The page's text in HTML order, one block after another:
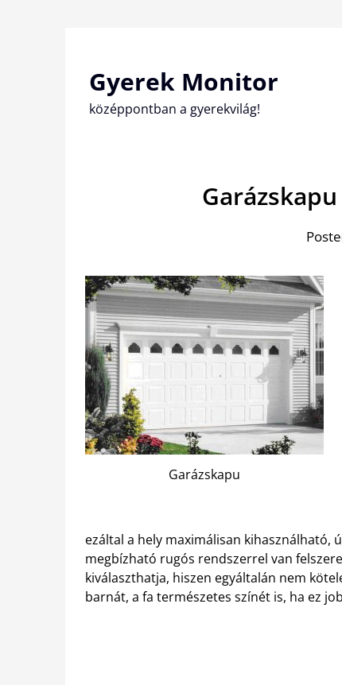
Gyerek Monitor
középpontban a gyerekvilág!
Garázskapu
ezáltal a hely maximálisan kihasználható,
megbízható rugós rendszerrel van
kiválaszthatja, hiszen egyáltalán nem
barnát, a fa természetes színét is, ha ez